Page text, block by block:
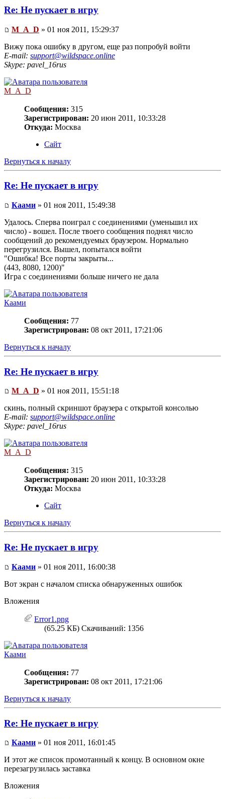
Re: Не пускает в игру
M_A_D » 01 ноя 2011, 15:29:37
Вижу пока ошибку в другом, еще раз попробуй войти
E-mail: support@wildspace.online
Skype: pavel_16rus
M_A_D
Сообщения: 315
Зарегистрирован: 20 июн 2011, 10:33:28
Откуда: Москва
Сайт
Вернуться к началу
Re: Не пускает в игру
Каами » 01 ноя 2011, 15:49:38
Удалось. Сперва поиграл с соединениями (уменьшил их
число) - вошел. После твоего сообщения поднял число
сообщений до рекомендуемых браузером. Нормально
перегрузился. Вышел, попытался войти
"Ошибка! Все порты закрыты...
(443, 8080, 1200)"
Игра с соединениями больше ничего не дала
Каами
Сообщения: 77
Зарегистрирован: 08 окт 2011, 17:21:06
Вернуться к началу
Re: Не пускает в игру
M_A_D » 01 ноя 2011, 15:51:18
скинь, полный скриншот браузера с открытой консолью
E-mail: support@wildspace.online
Skype: pavel_16rus
M_A_D
Сообщения: 315
Зарегистрирован: 20 июн 2011, 10:33:28
Откуда: Москва
Сайт
Вернуться к началу
Re: Не пускает в игру
Каами » 01 ноя 2011, 16:00:38
Вот экран с началом списка обнаруженных ошибок
Вложения
Error1.png
(65.25 КБ) Скачиваний: 1356
Каами
Сообщения: 77
Зарегистрирован: 08 окт 2011, 17:21:06
Вернуться к началу
Re: Не пускает в игру
Каами » 01 ноя 2011, 16:01:45
И этот же список промотанный к концу. В основном окне
перезагрузилась заставка
Вложения